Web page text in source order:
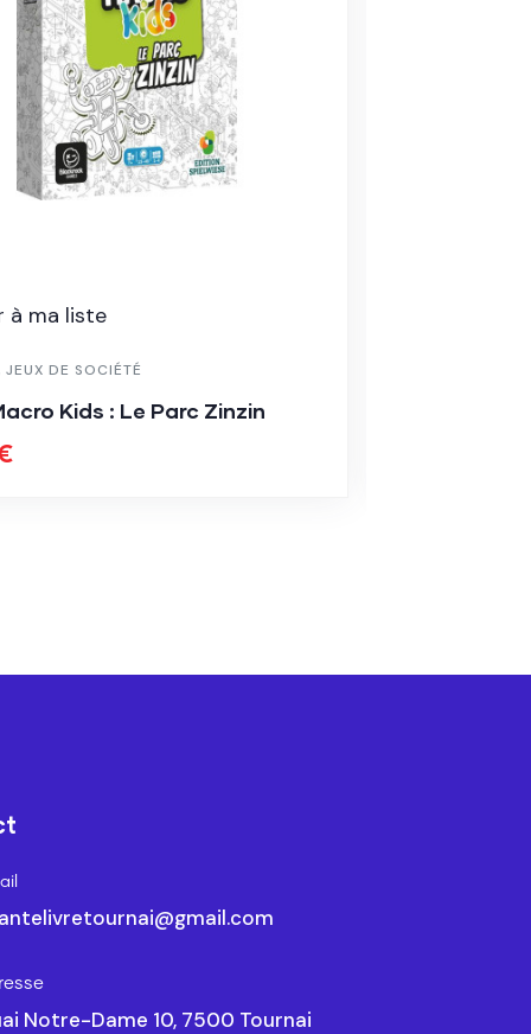
à ma liste
JEUX DE SOCIÉTÉ
Kids : Le Parc Zinzin
Notre-Dame 10, 7500 Tournai